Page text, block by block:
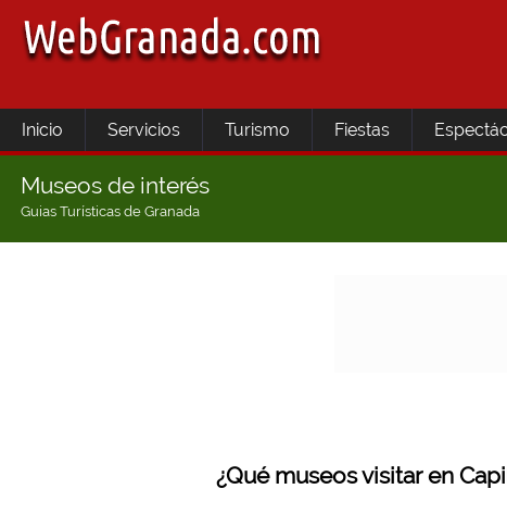
Inicio Servicios Turismo Fiestas
Museos de interés
Guias Turísticas de Granada
¿Qué museos visitar en